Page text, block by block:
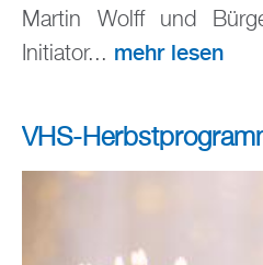
Martin Wolff und
Initiator... mehr lesen
VHS-